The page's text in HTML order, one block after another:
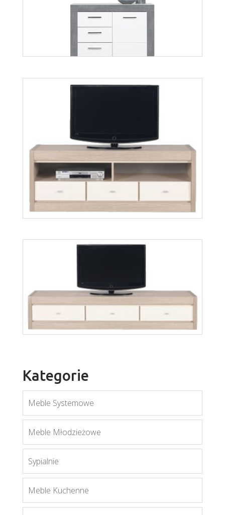
Twin TW3
Więcej
Axel AX2
Axel AX1
Więcej
Kategorie
Meble Systemowe
Meble Młodzieżowe
Sypialnie
Meble Kuchenne